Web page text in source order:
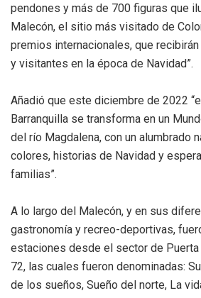
pendones y más de 700 figuras que
Malecón, el sitio más visitado de
premios internacionales, que
y visitantes en la época de Navidad”.
Añadió que este diciembre de 2022
Barranquilla se transforma en un
del río Magdalena, con un alumbrado
colores, historias de Navidad y
familias”.
A lo largo del Malecón, y en sus
gastronomía y recreo-deportivas,
estaciones desde el sector de Puerta
72, las cuales fueron denominadas:
de los sueños, Sueño del norte, La